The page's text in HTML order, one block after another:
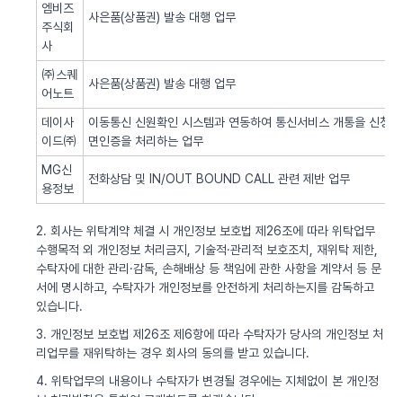
엠비즈
주식회
사
사은품(상품권) 발송 대행 업무
㈜스퀘
어노트
사은품(상품권) 발송 대행 업무
데이사
이드㈜
이동통신 신원확인 시스템과 연동하여 통신서비스 개통을 신청
면인증을 처리하는 업무
MG신
용정보
전화상담 및 IN/OUT BOUND CALL 관련 제반 업무
2. 회사는 위탁계약 체결 시 개인정보 보호법 제26조에 따라 위탁업무
수행목적 외 개인정보 처리금지, 기술적·관리적 보호조치, 재위탁 제한,
수탁자에 대한 관리·감독, 손해배상 등 책임에 관한 사항을 계약서 등 문
서에 명시하고, 수탁자가 개인정보를 안전하게 처리하는지를 감독하고
있습니다.
3. 개인정보 보호법 제26조 제6항에 따라 수탁자가 당사의 개인정보 처
리업무를 재위탁하는 경우 회사의 동의를 받고 있습니다.
4. 위탁업무의 내용이나 수탁자가 변경될 경우에는 지체없이 본 개인정